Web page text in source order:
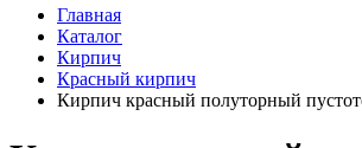
Главная
Каталог
Кирпич
Красный кирпич
Кирпич красный полуторный